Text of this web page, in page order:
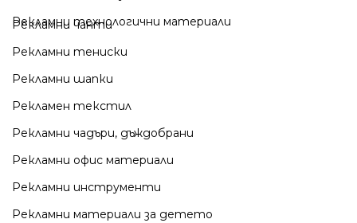
Рекламни технологични материали
Рекламни чанти
Рекламни тениски
Рекламни шапки
Рекламен текстил
Рекламни чадъри, дъждобрани
Рекламни офис материали
Рекламни инструменти
Рекламни материали за детето